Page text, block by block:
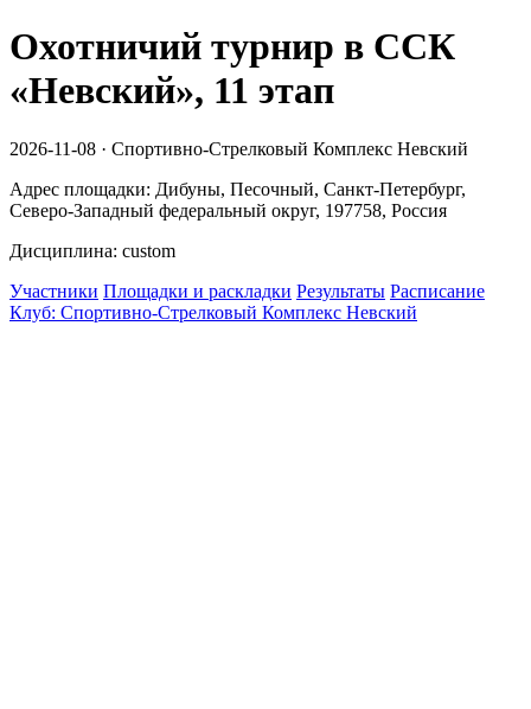
Охотничий турнир в ССК
«Невский», 11 этап
2026-11-08 · Спортивно-Стрелковый Комплекс Невский
Адрес площадки: Дибуны, Песочный, Санкт-Петербург,
Северо-Западный федеральный округ, 197758, Россия
Дисциплина: custom
Участники Площадки и раскладки Результаты Расписание
Клуб: Спортивно-Стрелковый Комплекс Невский